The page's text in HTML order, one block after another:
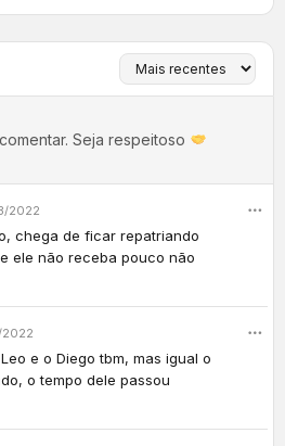
Seja respeitoso
2022
chega de ficar repatriando
ele não receba pouco não
e o Diego tbm, mas igual o
o tempo dele passou